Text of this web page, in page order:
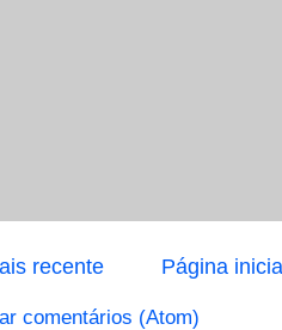
recente Página
comentários (Atom)